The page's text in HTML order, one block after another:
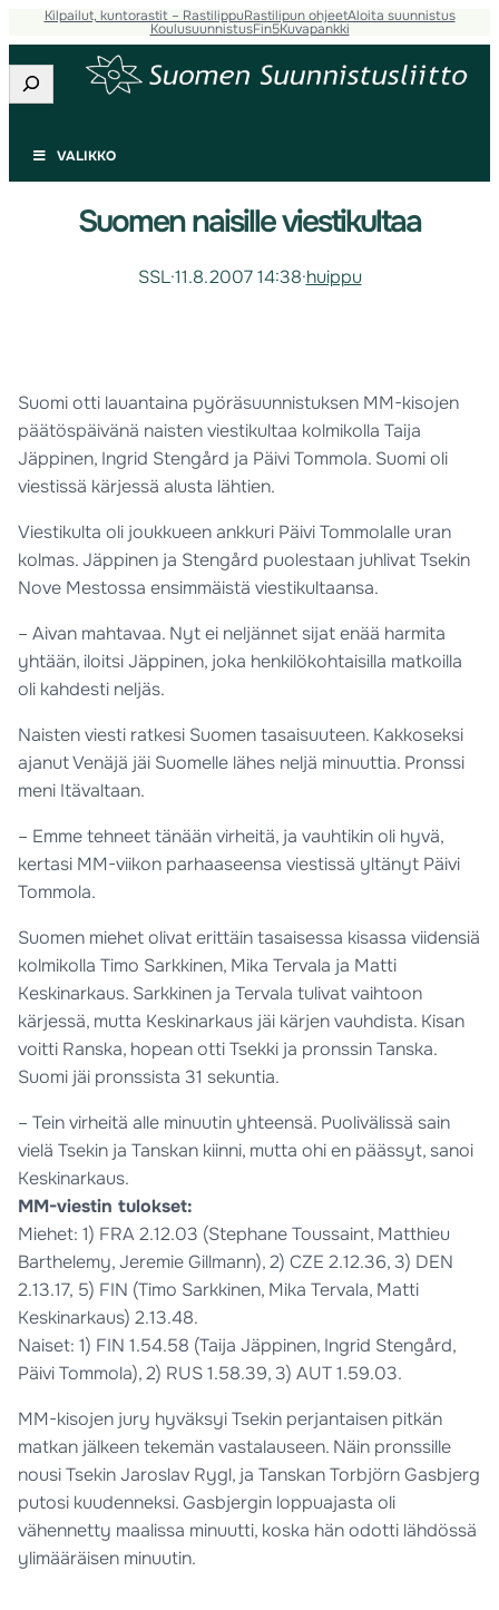
Kilpailut, kuntorastit – RastilippuRastilipun ohjeetAloita suunnistus
KoulusuunnistusFin5Kuvapankki
Etsi
VALIKKO
Suomen naisille viestikultaa
SSL·11.8.2007 14:38·huippu
Suomi otti lauantaina pyöräsuunnistuksen MM-kisojen
päätöspäivänä naisten viestikultaa kolmikolla Taija
Jäppinen, Ingrid Stengård ja Päivi Tommola. Suomi oli
viestissä kärjessä alusta lähtien.
Viestikulta oli joukkueen ankkuri Päivi Tommolalle uran
kolmas. Jäppinen ja Stengård puolestaan juhlivat Tsekin
Nove Mestossa ensimmäistä viestikultaansa.
– Aivan mahtavaa. Nyt ei neljännet sijat enää harmita
yhtään, iloitsi Jäppinen, joka henkilökohtaisilla matkoilla
oli kahdesti neljäs.
Naisten viesti ratkesi Suomen tasaisuuteen. Kakkoseksi
ajanut Venäjä jäi Suomelle lähes neljä minuuttia. Pronssi
meni Itävaltaan.
– Emme tehneet tänään virheitä, ja vauhtikin oli hyvä,
kertasi MM-viikon parhaaseensa viestissä yltänyt Päivi
Tommola.
Suomen miehet olivat erittäin tasaisessa kisassa viidensiä
kolmikolla Timo Sarkkinen, Mika Tervala ja Matti
Keskinarkaus. Sarkkinen ja Tervala tulivat vaihtoon
kärjessä, mutta Keskinarkaus jäi kärjen vauhdista. Kisan
voitti Ranska, hopean otti Tsekki ja pronssin Tanska.
Suomi jäi pronssista 31 sekuntia.
– Tein virheitä alle minuutin yhteensä. Puolivälissä sain
vielä Tsekin ja Tanskan kiinni, mutta ohi en päässyt, sanoi
Keskinarkaus.
MM-viestin tulokset:
Miehet: 1) FRA 2.12.03 (Stephane Toussaint, Matthieu
Barthelemy, Jeremie Gillmann), 2) CZE 2.12.36, 3) DEN
2.13.17, 5) FIN (Timo Sarkkinen, Mika Tervala, Matti
Keskinarkaus) 2.13.48.
Naiset: 1) FIN 1.54.58 (Taija Jäppinen, Ingrid Stengård,
Päivi Tommola), 2) RUS 1.58.39, 3) AUT 1.59.03.
MM-kisojen jury hyväksyi Tsekin perjantaisen pitkän
matkan jälkeen tekemän vastalauseen. Näin pronssille
nousi Tsekin Jaroslav Rygl, ja Tanskan Torbjörn Gasbjerg
putosi kuudenneksi. Gasbjergin loppuajasta oli
vähennetty maalissa minuutti, koska hän odotti lähdössä
ylimääräisen minuutin.